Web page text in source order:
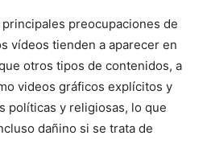
preocupaciones de
vídeos tienden a aparecer en
otros tipos de contenidos, a
videos gráficos explícitos y
políticas y religiosas, lo que
dañino si se trata de